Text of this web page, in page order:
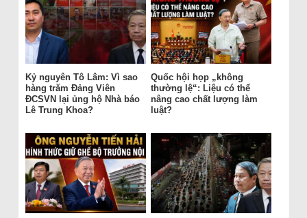
Kỷ nguyên Tô Lâm: Vì sao
hàng trăm Đảng Viên
ĐCSVN lại ủng hộ Nhà báo
Lê Trung Khoa?
Quốc hội họp „không
thường lệ“: Liệu có thể
nâng cao chất lượng làm
luật?